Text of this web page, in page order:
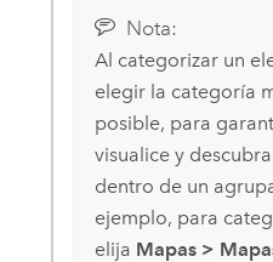
Nota:
Al categorizar un
elegir la categoría
posible, para
visualice y
dentro de un
ejemplo, para
elija Mapas >